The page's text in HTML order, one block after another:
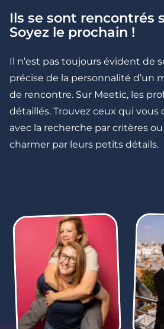
3 minutes
Rencontres célibataires à
3 minutes
Rencontre à Neuilly-sur-
Ils se sont rencontrés
Soyez le prochain !
Il n’est pas toujours évident de
précise de la personnalité d’un
de rencontre. Sur Meetic, les
détaillés. Trouvez ceux qui
avec la recherche par critères
charmer par leurs petits détails.